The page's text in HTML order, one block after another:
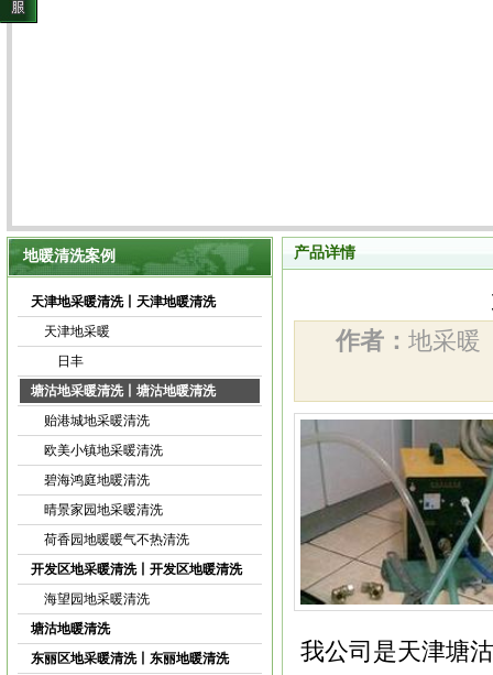
地暖清洗案例
天津地采暖清洗丨天津地暖清洗
天津地采暖
日丰
塘沽地采暖清洗丨塘沽地暖清洗
贻港城地采暖清洗
欧美小镇地采暖清洗
碧海鸿庭地暖清洗
晴景家园地采暖清洗
荷香园地暖暖气不热清洗
开发区地采暖清洗丨开发区地暖清洗
海望园地采暖清洗
塘沽地暖清洗
东丽区地采暖清洗丨东丽地暖清洗
产品详情
作者： 地采
我公司是天津塘